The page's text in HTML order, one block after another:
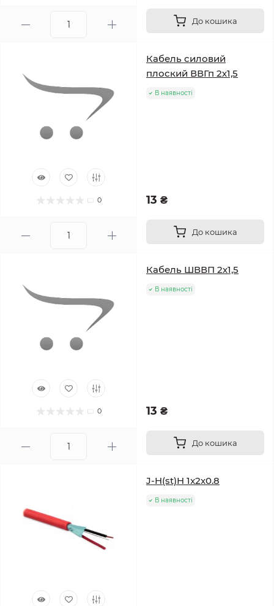
До кошика
0
Кабель силовий
плоский ВВГп 2х1,5
В наявності
13 ₴
До кошика
0
Кабель ШВВП 2х1,5
В наявності
13 ₴
До кошика
J-H(st)H 1x2x0.8
В наявності